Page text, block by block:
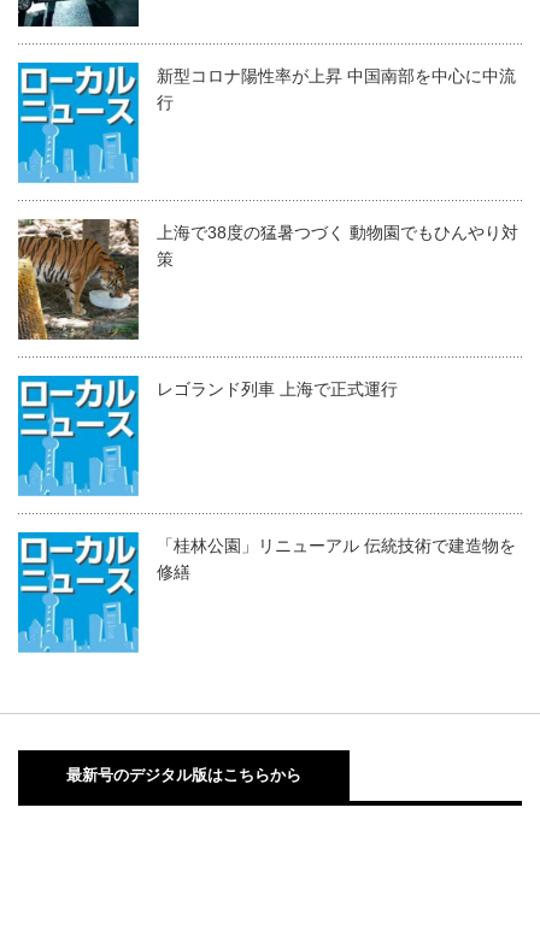
新型コロナ陽性率が上昇 中国南部を中心に中流
行
上海で38度の猛暑つづく 動物園でもひんやり対
策
レゴランド列車 上海で正式運行
「桂林公園」リニューアル 伝統技術で建造物を
修繕
最新号のデジタル版はこちらから